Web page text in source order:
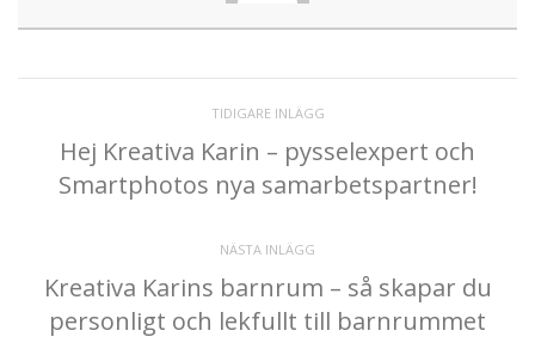
TIDIGARE INLÄGG
Hej Kreativa Karin – pysselexpert och
Smartphotos nya samarbetspartner!
NÄSTA INLÄGG
Kreativa Karins barnrum – så skapar du
personligt och lekfullt till barnrummet